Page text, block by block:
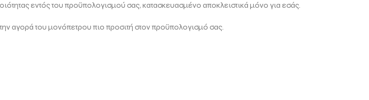
εντός του προϋπολογισμού σας, κατασκευασμένο αποκλειστικά μόνο για εσάς.
αγορά του μονόπετρου πιο προσιτή στον προϋπολογισμό σας.